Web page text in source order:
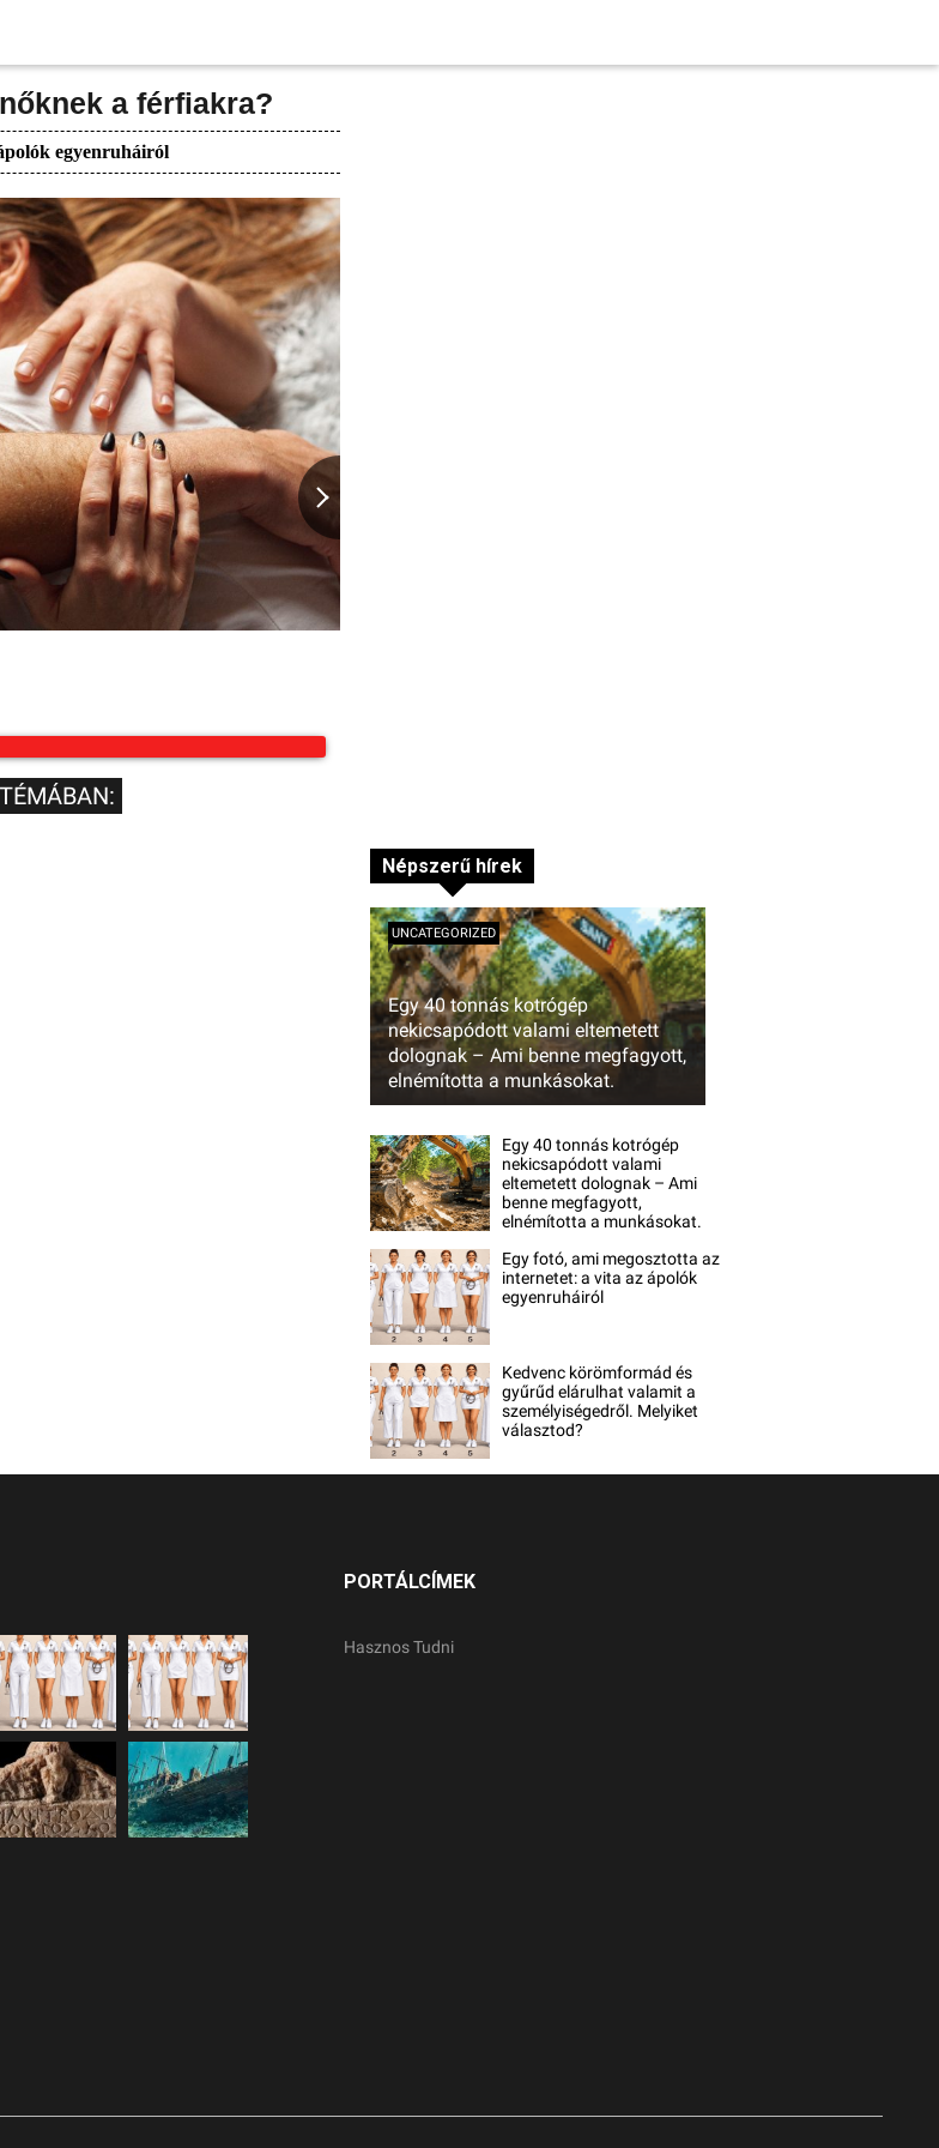
a férfiakra?
egyenruháiról
Népszerű hírek
Egy 40 tonnás kotrógép
nekicsapódott valami eltemetett
dolognak – Ami benne megfagyott,
elnémította a munkásokat.
UNCATEGORIZED
Egy 40 tonnás kotrógép
nekicsapódott valami
eltemetett dolognak – Ami
benne megfagyott,
elnémította a munkásokat.
Egy fotó, ami megosztotta az
internetet: a vita az ápolók
egyenruháiról
Kedvenc körömformád és
gyűrűd elárulhat valamit a
személyiségedről. Melyiket
választod?
PORTÁLCÍMEK
Hasznos Tudni